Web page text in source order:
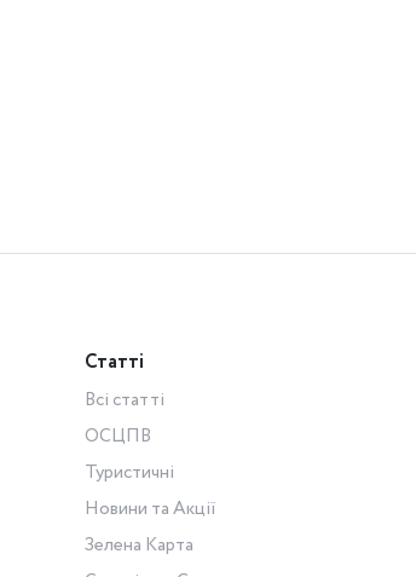
Статті
Всі статті
ОСЦПВ
Туристичні
Новини та Акції
Зелена Карта